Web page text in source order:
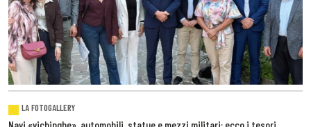
LA FOTOGALLERY